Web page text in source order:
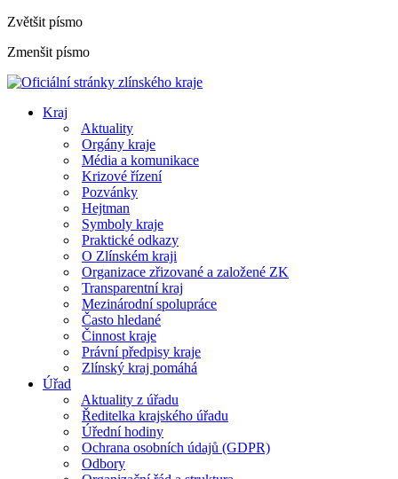
Zvětšit písmo
Zmenšit písmo
Kraj
Aktuality
Orgány kraje
Média a komunikace
Krizové řízení
Pozvánky
Hejtman
Symboly kraje
Praktické odkazy
O Zlínském kraji
Organizace zřizované a založené ZK
Transparentní kraj
Mezinárodní spolupráce
Často hledané
Činnost kraje
Právní předpisy kraje
Zlínský kraj pomáhá
Úřad
Aktuality z úřadu
Ředitelka krajského úřadu
Úřední hodiny
Ochrana osobních údajů (GDPR)
Odbory